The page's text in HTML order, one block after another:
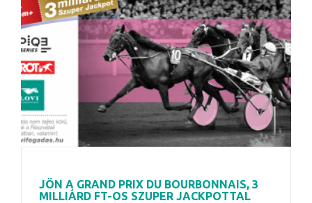
JÖN A GRAND PRIX DU BOURBONNAIS, 3
MILLIÁRD FT-OS SZUPER JACKPOTTAL